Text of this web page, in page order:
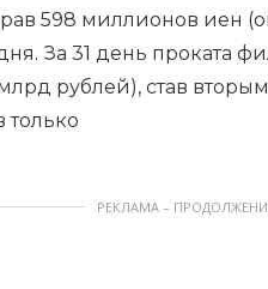
598 миллионов иен
За 31 день проката
рублей), став
только
РЕКЛАМА –